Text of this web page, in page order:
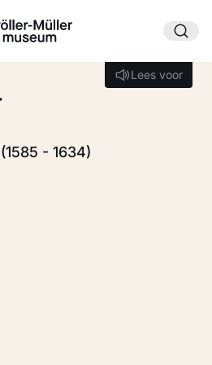
Lees voor
Lees voor
- 1634)